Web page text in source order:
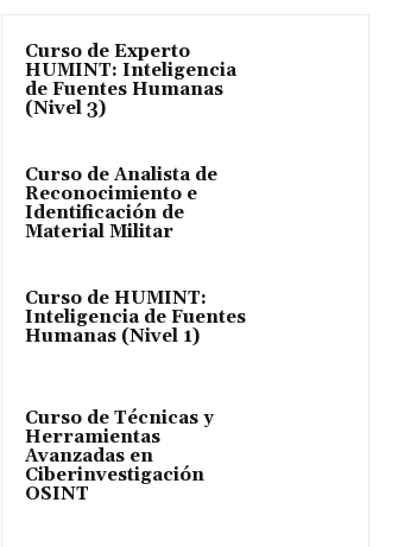
Curso de Experto
HUMINT: Inteligencia
de Fuentes Humanas
(Nivel 3)
Curso de Analista de
Reconocimiento e
Identificación de
Material Militar
Curso de HUMINT:
Inteligencia de Fuentes
Humanas (Nivel 1)
Curso de Técnicas y
Herramientas
Avanzadas en
Ciberinvestigación
OSINT